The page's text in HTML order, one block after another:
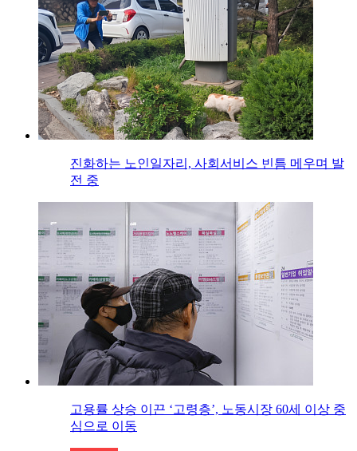
진화하는 노인일자리, 사회서비스 빈틈 메우며 발
전 중
고용률 상승 이끈 ‘고령층’, 노동시장 60세 이상 중
심으로 이동